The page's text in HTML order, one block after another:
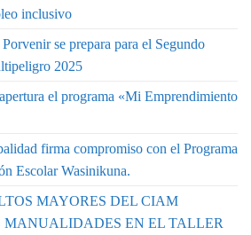
inclusivo
se prepara para el Segundo
2025
el programa «Mi Emprendimiento
firma compromiso con el Programa
Escolar Wasinikuna.
MAYORES DEL CIAM
MANUALIDADES EN EL TALLER